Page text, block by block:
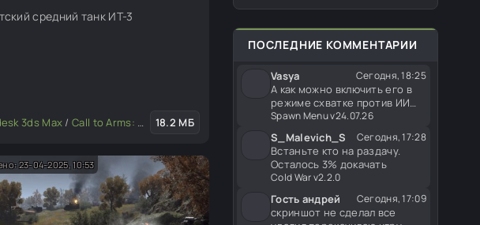
/Изменение мода или игры
средний танк ИТ-3
3ds Max /Call to Arms: Gates of Hell Моды для редактора/ Транспорт
18.2 МБ
23-04-2025, 10:53
и работать с игровым
ПОСЛЕДНИЕ КОММЕНТАРИИ
Vasya Сегодня, 18:25
А как можно включить его в
режиме схватке против ИИ
или есть другой спавн меню
Spawn Menu v24.07.26
S_Malevich_S Сегодня, 17:28
Встаньте кто на раздачу.
Осталось 3% докачать
Cold War v2.2.0
Гость андрей Сегодня, 17:09
скриншот не сделал все